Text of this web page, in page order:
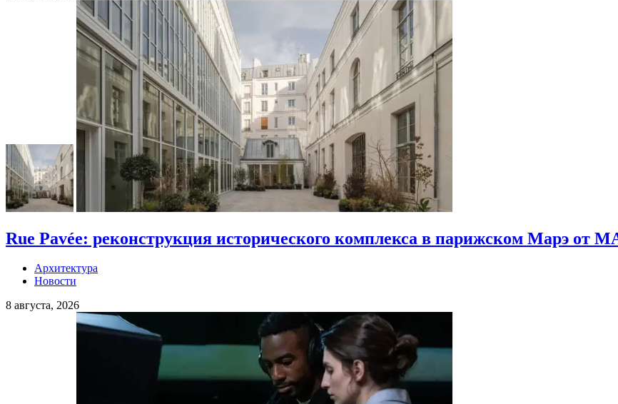
Rue Pavée: реконструкция исторического комплекса в парижском Марэ от
Архитектура
Новости
8 августа, 2026